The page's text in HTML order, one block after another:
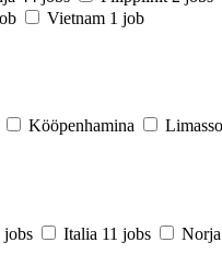
Vietnam 1 job
Kööpenhamina
jobs Italia 11 jobs Norja